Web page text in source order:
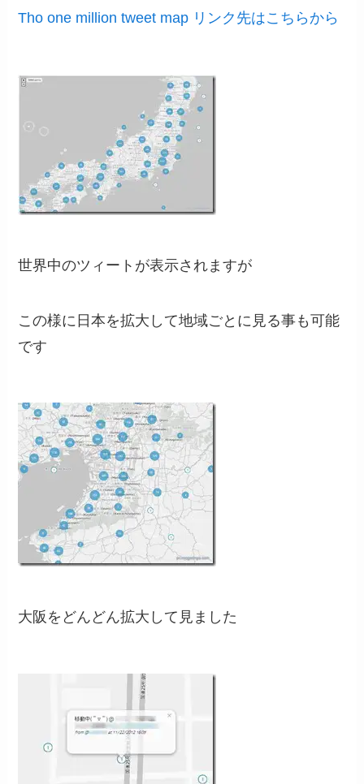
Tho one million tweet map リンク先はこちらから
世界中のツィートが表示されますが
この様に日本を拡大して地域ごとに見る事も可能
です
大阪をどんどん拡大して見ました